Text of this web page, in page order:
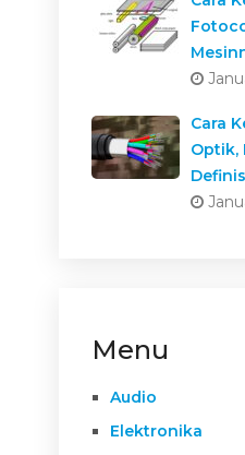
Cara
Optik,
Menu
Audio
Elektronika